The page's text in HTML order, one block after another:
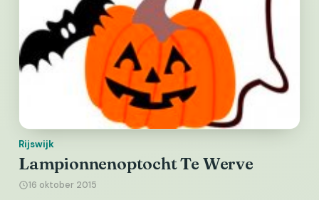
Rijswijk
Lampionnenoptocht Te Werve
16 oktober 2015